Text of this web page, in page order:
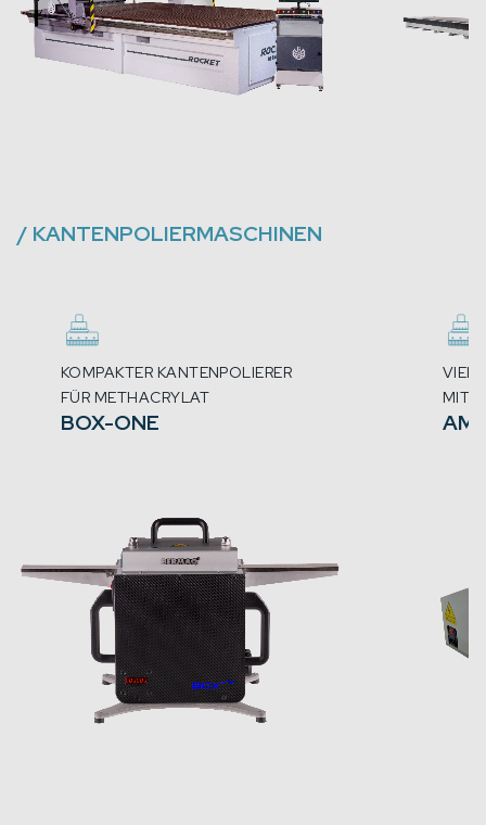
/ KANTENPOLIERMASCHINEN
KOMPAKTER KANTENPOLIERER
FÜR METHACRYLAT
BOX-ONE
MIT